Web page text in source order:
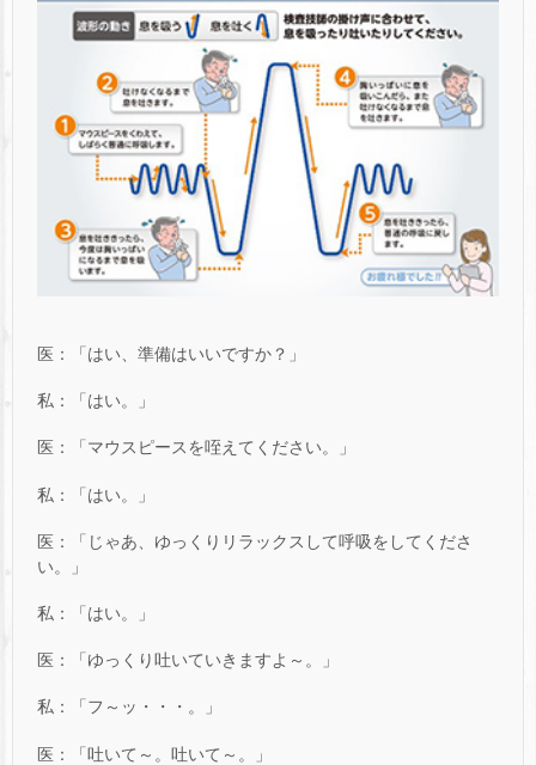
医：「はい、準備はいいですか？」
私：「はい。」
医：「マウスピースを咥えてください。」
私：「はい。」
医：「じゃあ、ゆっくりリラックスして呼吸をしてくださ
い。」
私：「はい。」
医：「ゆっくり吐いていきますよ～。」
私：「フ～ッ・・・。」
医：「吐いて～。吐いて～。」